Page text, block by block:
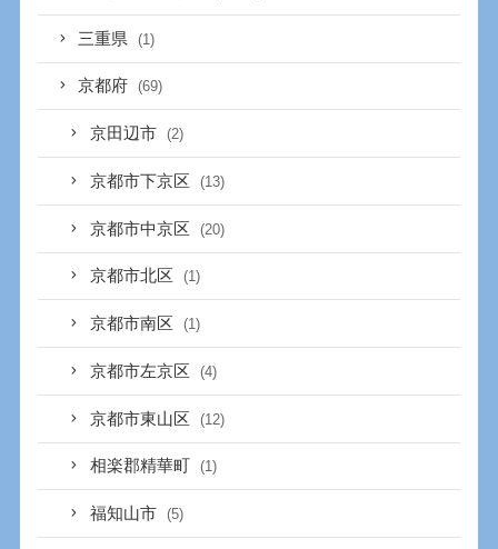
三重県 (1)
京都府 (69)
京田辺市 (2)
京都市下京区 (13)
京都市中京区 (20)
京都市北区 (1)
京都市南区 (1)
京都市左京区 (4)
京都市東山区 (12)
相楽郡精華町 (1)
福知山市 (5)